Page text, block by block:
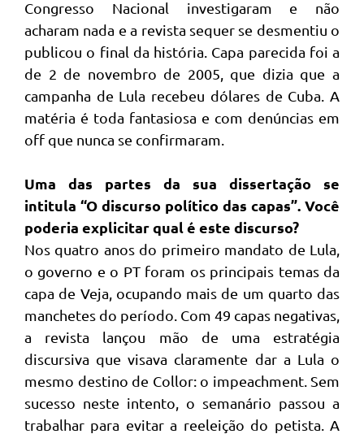
Congresso Nacional investigaram e não
acharam nada e a revista sequer se desmentiu o
publicou o final da história. Capa parecida foi a
de 2 de novembro de 2005, que dizia que a
campanha de Lula recebeu dólares de Cuba. A
matéria é toda fantasiosa e com denúncias em
off que nunca se confirmaram.
Uma das partes da sua dissertação se
intitula “O discurso político das capas”. Você
poderia explicitar qual é este discurso?
Nos quatro anos do primeiro mandato de Lula,
o governo e o PT foram os principais temas da
capa de Veja, ocupando mais de um quarto das
manchetes do período. Com 49 capas negativas,
a revista lançou mão de uma estratégia
discursiva que visava claramente dar a Lula o
mesmo destino de Collor: o impeachment. Sem
sucesso neste intento, o semanário passou a
trabalhar para evitar a reeleição do petista. A